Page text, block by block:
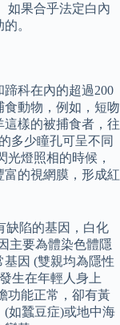
如果合乎法定白內
。
科在內的超過200
動物，例如，短吻
樣的被捕食者，往
多少瞳孔可呈不同
燈照相的時候，
的視網膜，形成紅
缺陷的基因，白化
主要為體染色體隱
因 (雙親均為隱性
生在年輕人身上
功能正常，卻有黃
如蠶豆症)或地中海